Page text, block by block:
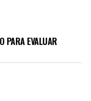
PARA EVALUAR